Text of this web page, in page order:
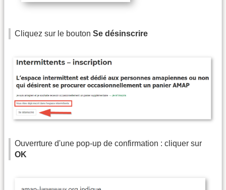
Cliquez sur le bouton Se désinscrire
Ouverrture d'une pop-up de confirmation : cliquer sur
OK